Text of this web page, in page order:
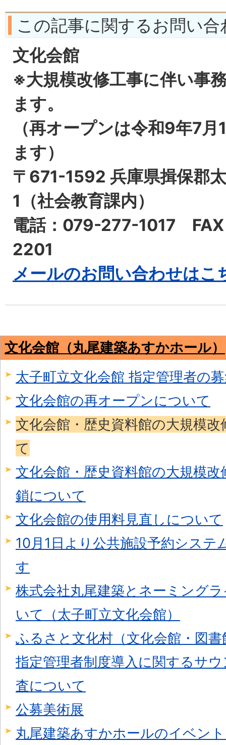
この記事に関するお問い合
文化会館
※大規模改修工事に伴い事
ます。
（再オープンは令和9年7
ます）
〒671-1592 兵庫県揖保郡
1（社会教育課内）
電話：079-277-1017
2201
メールのお問い合わせはこ
文化会館（丸尾建築あすかホール）
太子町立文化会館 指定管理者の
文化会館の再オープンについて
文化会館・歴史資料館の大規模
て
文化会館・歴史資料館の大規模
鎖について
文化会館の使用料見直しについて
10月1日より公共施設予約システ
す
株式会社丸尾建築とネーミング
いて（太子町立文化会館）
ふるさと文化村（文化会館・図
指定管理者制度導入に関するサ
査について
公募美術展
丸尾建築あすかホールのイベン